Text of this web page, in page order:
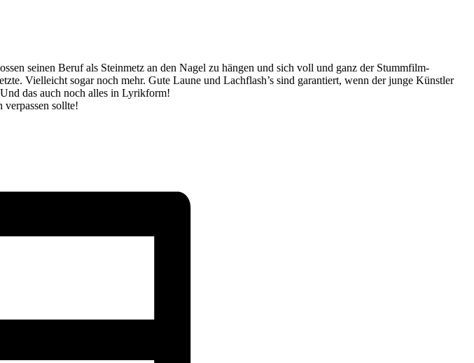
seinen Beruf als Steinmetz an den Nagel zu hängen und sich voll und ganz der Stummfilm-
Vielleicht sogar noch mehr. Gute Laune und Lachflash’s sind garantiert, wenn der junge Künstler
das auch noch alles in Lyrikform!
sollte!